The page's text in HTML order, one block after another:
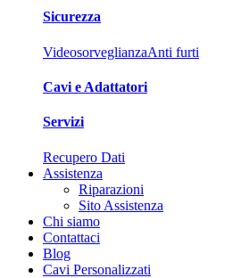
Sicurezza
VideosorveglianzaAnti furti
Cavi e Adattatori
Servizi
Recupero Dati
Assistenza
Riparazioni
Sito Assistenza
Chi siamo
Contattaci
Blog
Cavi Personalizzati